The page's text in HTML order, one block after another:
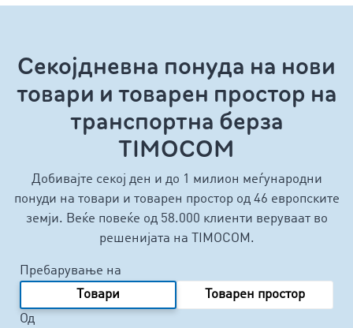
Секојдневна понуда на нови
товари и товарен простор на
транспортна берза
TIMOCOM
Добивајте секој ден и до 1 милион меѓународни
понуди на товари и товарен простор од 46 европските
земји. Веќе повеќе од 58.000 клиенти веруваат во
решенијата на TIMOCOM.
Пребарување на
Tовари
Товарен простор
Од